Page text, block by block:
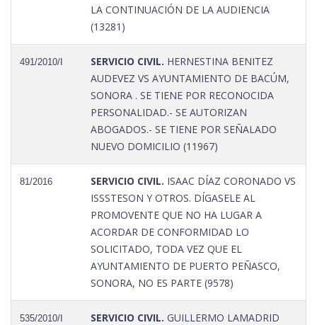
LA CONTINUACIÓN DE LA AUDIENCIA
(13281)
491/2010/I SERVICIO CIVIL. HERNESTINA BENITEZ
AUDEVEZ VS AYUNTAMIENTO DE BACÚM,
SONORA . SE TIENE POR RECONOCIDA
PERSONALIDAD.- SE AUTORIZAN
ABOGADOS.- SE TIENE POR SEÑALADO
NUEVO DOMICILIO (11967)
81/2016 SERVICIO CIVIL. ISAAC DÍAZ CORONADO VS
ISSSTESON Y OTROS. DÍGASELE AL
PROMOVENTE QUE NO HA LUGAR A
ACORDAR DE CONFORMIDAD LO
SOLICITADO, TODA VEZ QUE EL
AYUNTAMIENTO DE PUERTO PEÑASCO,
SONORA, NO ES PARTE (9578)
535/2010/I SERVICIO CIVIL. GUILLERMO LAMADRID